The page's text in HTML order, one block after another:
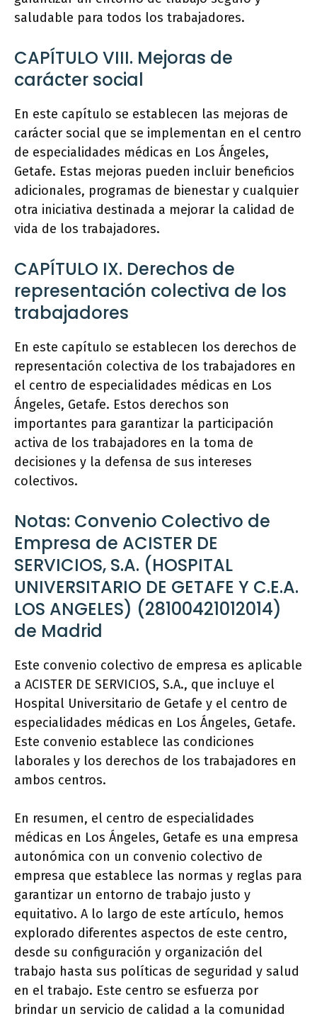
saludable para todos los trabajadores.
CAPÍTULO VIII. Mejoras de
carácter social
En este capítulo se establecen las mejoras de
carácter social que se implementan en el centro
de especialidades médicas en Los Ángeles,
Getafe. Estas mejoras pueden incluir beneficios
adicionales, programas de bienestar y cualquier
otra iniciativa destinada a mejorar la calidad de
vida de los trabajadores.
CAPÍTULO IX. Derechos de
representación colectiva de los
trabajadores
En este capítulo se establecen los derechos de
representación colectiva de los trabajadores en
el centro de especialidades médicas en Los
Ángeles, Getafe. Estos derechos son
importantes para garantizar la participación
activa de los trabajadores en la toma de
decisiones y la defensa de sus intereses
colectivos.
Notas: Convenio Colectivo de
Empresa de ACISTER DE
SERVICIOS, S.A. (HOSPITAL
UNIVERSITARIO DE GETAFE Y C.E.A.
LOS ANGELES) (28100421012014)
de Madrid
Este convenio colectivo de empresa es aplicable
a ACISTER DE SERVICIOS, S.A., que incluye el
Hospital Universitario de Getafe y el centro de
especialidades médicas en Los Ángeles, Getafe.
Este convenio establece las condiciones
laborales y los derechos de los trabajadores en
ambos centros.
En resumen, el centro de especialidades
médicas en Los Ángeles, Getafe es una empresa
autonómica con un convenio colectivo de
empresa que establece las normas y reglas para
garantizar un entorno de trabajo justo y
equitativo. A lo largo de este artículo, hemos
explorado diferentes aspectos de este centro,
desde su configuración y organización del
trabajo hasta sus políticas de seguridad y salud
en el trabajo. Este centro se esfuerza por
brindar un servicio de calidad a la comunidad